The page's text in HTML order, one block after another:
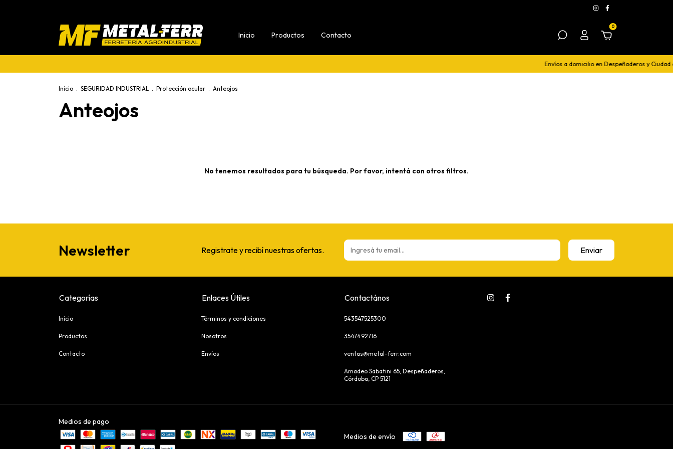
Inicio Productos Contacto
0
Envíos a domicilio en Despeñaderos y Ciudad
Inicio . SEGURIDAD INDUSTRIAL . Protección ocular . Anteojos
Anteojos
No tenemos resultados para tu búsqueda. Por favor, intentá con otros filtros.
Newsletter Registrate y recibí nuestras ofertas.
Categorías
Inicio
Productos
Contacto
Enlaces Útiles
Términos y condiciones
Nosotros
Envíos
Contactános
543547525300
3547492716
ventas@metal-ferr.com
Amadeo Sabatini 65, Despeñaderos,
Córdoba, CP 5121
Medios de pago
Medios de envío